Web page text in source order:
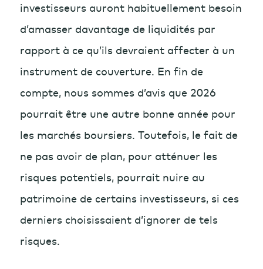
investisseurs auront habituellement besoin
d’amasser davantage de liquidités par
rapport à ce qu’ils devraient affecter à un
instrument de couverture. En fin de
compte, nous sommes d’avis que 2026
pourrait être une autre bonne année pour
les marchés boursiers. Toutefois, le fait de
ne pas avoir de plan, pour atténuer les
risques potentiels, pourrait nuire au
patrimoine de certains investisseurs, si ces
derniers choisissaient d’ignorer de tels
risques.